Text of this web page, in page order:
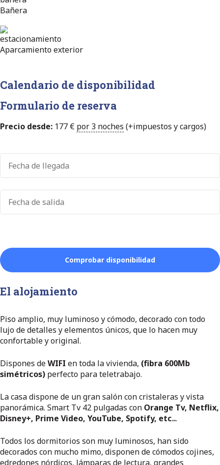
Bañera
Aparcamiento exterior
Calendario de disponibilidad
Formulario de reserva
Precio desde: 177 € por 3 noches (+impuestos y cargos)
El alojamiento
Piso amplio, muy luminoso y cómodo, decorado con todo
lujo de detalles y elementos únicos, que lo hacen muy
confortable y original.
Dispones deWIFI en toda la vivienda, (fibra 600Mb
simétricos) perfecto para teletrabajo.
La casa dispone de un gran salón con cristaleras y vista
panorámica. Smart Tv 42 pulgadas con Orange Tv, Netflix,
Disney+, Prime Video, YouTube, Spotify, etc...
Todos los dormitorios son muy luminosos, han sido
decorados con mucho mimo, disponen de cómodos cojines,
edredones nórdicos, lámparas de lectura, grandes